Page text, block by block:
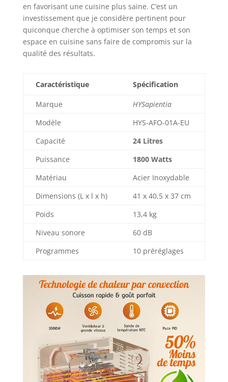
en favorisant une cuisine plus saine. C’est un
investissement que je considère pertinent pour
quiconque cherche à optimiser son temps et son
espace en cuisine sans faire de compromis sur la
qualité des résultats.
Caractéristique Spécification
Marque
HYSapientia
Modèle
HYS-AFO-01A-EU
Capacité
24 Litres
Puissance
1800 Watts
Matériau
Acier Inoxydable
Dimensions (L x l x h)
41 x 40,5 x 37 cm
Poids
13,4 kg
Niveau sonore
60 dB
Programmes
10 préréglages